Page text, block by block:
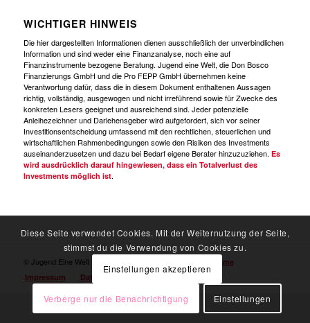
WICHTIGER HINWEIS
Die hier dargestellten Informationen dienen ausschließlich der unverbindlichen
Information und sind weder eine Finanzanalyse, noch eine auf
Finanzinstrumente bezogene Beratung. Jugend eine Welt, die Don Bosco
Finanzierungs GmbH und die Pro FEPP GmbH übernehmen keine
Verantwortung dafür, dass die in diesem Dokument enthaltenen Aussagen
richtig, vollständig, ausgewogen und nicht irreführend sowie für Zwecke des
konkreten Lesers geeignet und ausreichend sind. Jeder potenzielle
Anleihezeichner und Darlehensgeber wird aufgefordert, sich vor seiner
Investitionsentscheidung umfassend mit den rechtlichen, steuerlichen und
wirtschaftlichen Rahmenbedingungen sowie den Risiken des Investments
auseinanderzusetzen und dazu bei Bedarf eigene Berater hinzuzuziehen. Es
wird ausdrücklich darauf hingewiesen, dass ein Totalverlust des
Investments möglich ist.
© Jugend Eine Welt -
powered by Enfold WordPress Theme
Impressum
Datenschutzerklärung
Diese Seite verwendet Cookies. Mit der Weiternutzung der Seite,
stimmst du die Verwendung von Cookies zu.
Einstellungen akzeptieren
Verberge nur die Benachrichtigung Einstellungen